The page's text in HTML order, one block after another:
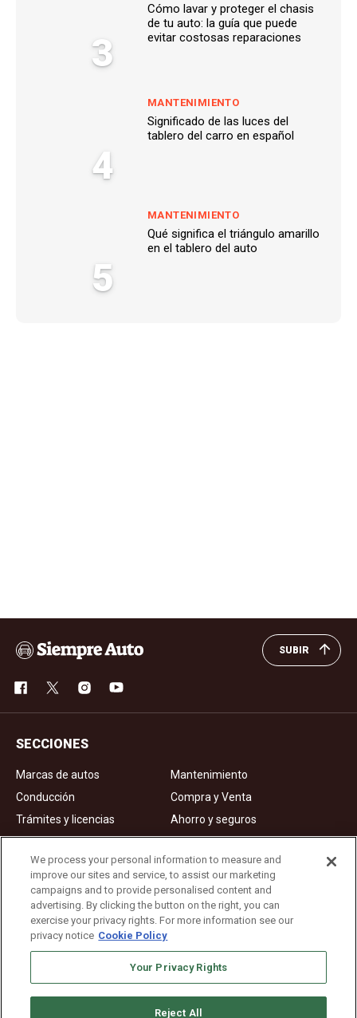
3
Cómo lavar y proteger el chasis
de tu auto: la guía que puede
evitar costosas reparaciones
4
MANTENIMIENTO
Significado de las luces del
tablero del carro en español
5
MANTENIMIENTO
Qué significa el triángulo amarillo
en el tablero del auto
SUBIR
SECCIONES
Marcas de autos
Mantenimiento
Conducción
Compra y Venta
Trámites y licencias
Ahorro y seguros
Noticias
Videos de autos
Ad Choices
About Us
Editorial Guidelines
We process your personal information to measure and
improve our sites and service, to assist our marketing
campaigns and to provide personalised content and
advertising. By clicking the button on the right, you can
exercise your privacy rights. For more information see our
privacy notice Cookie Policy
Your Privacy Rights
Reject All